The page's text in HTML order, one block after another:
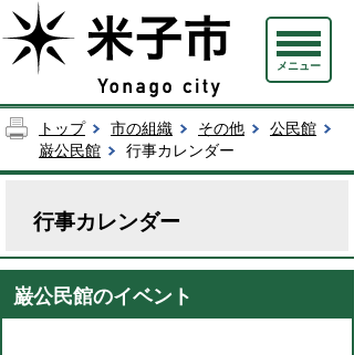
メニュー
トップ 市の組織 その他
公民館
巌公民館
行事カレンダー
行事カレンダー
巌公民館のイベント